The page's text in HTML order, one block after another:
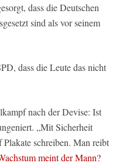
dass die Deutschen
sind als vor seinem
dass die Leute das nicht
nach der Devise: Ist
„Mit Sicherheit
Plakate schreiben. Man reibt
meint der Mann?